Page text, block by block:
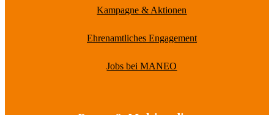
Kampagne & Aktionen
Ehrenamtliches Engagement
Jobs bei MANEO